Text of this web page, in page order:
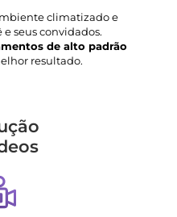
climatizado e
seus convidados.
de alto padrão
resultado.